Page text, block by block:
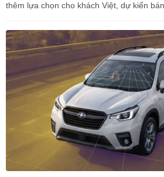
thêm lựa chọn cho khách Việt, dự kiến